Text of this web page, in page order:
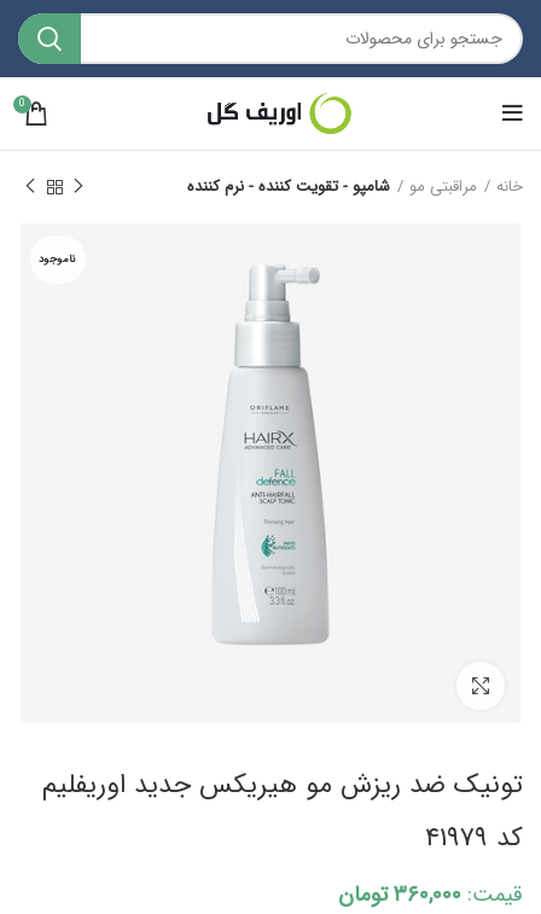
0
خانه مراقبتی مو شامپو - تقویت کننده - نرم کننده
ناموجود
تونیک ضد ریزش مو هیریکس جدید اوریفلیم
کد ۴۱۹۷۹
قیمت: ۳۶۰,۰۰۰تومان